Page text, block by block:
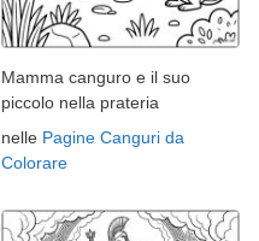
Mamma canguro e il suo
piccolo nella prateria
nelle Pagine Canguri da
Colorare